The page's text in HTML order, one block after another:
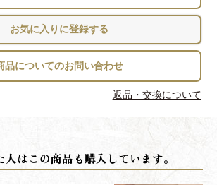
お気に入りに登録する
返品・交換について